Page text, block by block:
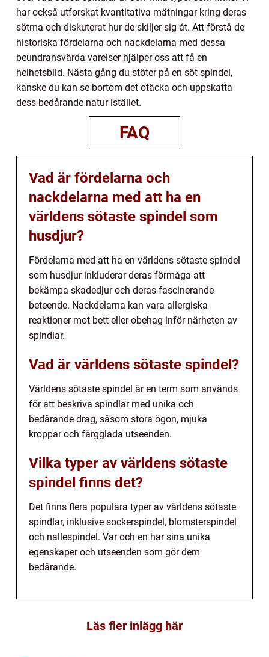
har också utforskat kvantitativa mätningar kring deras
sötma och diskuterat hur de skiljer sig åt. Att förstå de
historiska fördelarna och nackdelarna med dessa
beundransvärda varelser hjälper oss att få en
helhetsbild. Nästa gång du stöter på en söt spindel,
kanske du kan se bortom det otäcka och uppskatta
dess bedårande natur istället.
FAQ
Vad är fördelarna och
nackdelarna med att ha en
världens sötaste spindel som
husdjur?
Fördelarna med att ha en världens sötaste spindel
som husdjur inkluderar deras förmåga att
bekämpa skadedjur och deras fascinerande
beteende. Nackdelarna kan vara allergiska
reaktioner mot bett eller obehag inför närheten av
spindlar.
Vad är världens sötaste spindel?
Världens sötaste spindel är en term som används
för att beskriva spindlar med unika och
bedårande drag, såsom stora ögon, mjuka
kroppar och färgglada utseenden.
Vilka typer av världens sötaste
spindel finns det?
Det finns flera populära typer av världens sötaste
spindlar, inklusive sockerspindel, blomsterspindel
och nallespindel. Var och en har sina unika
egenskaper och utseenden som gör dem
bedårande.
Läs fler inlägg här